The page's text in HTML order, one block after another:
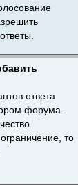
ответа
форума.
то